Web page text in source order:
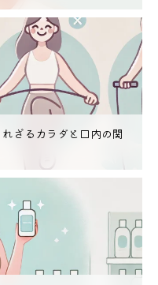
ざるカラダと口内の関